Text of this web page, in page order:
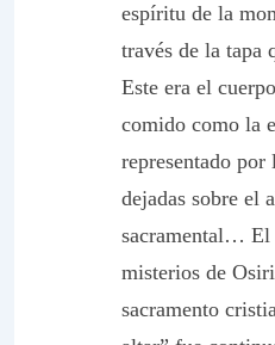
espíritu de la
través de la tapa
Este era el
comido como la
representado por
dejadas sobre el
sacramental… El
misterios de
sacramento